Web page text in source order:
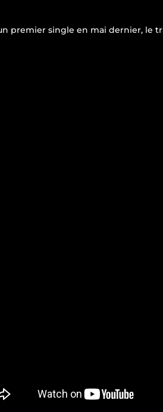
premier single en mai dernier, le